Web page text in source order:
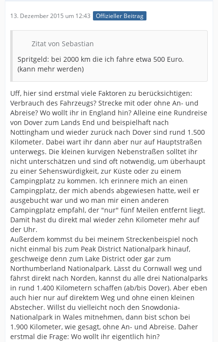
13. Dezember 2015 um 12:43 Offizieller Beitrag
Zitat von Sebastian
Spritgeld: bei 2000 km die ich fahre etwa 500 Euro.
(kann mehr werden)
Uff, hier sind erstmal viele Faktoren zu berücksichtigen:
Verbrauch des Fahrzeugs? Strecke mit oder ohne An- und
Abreise? Wo wollt ihr in England hin? Alleine eine Rundreise
von Dover zum Lands End und beispielhaft nach
Nottingham und wieder zurück nach Dover sind rund 1.500
Kilometer. Dabei wart ihr dann aber nur auf Hauptstraßen
unterwegs. Die kleinen kurvigen Nebenstraßen solltet ihr
nicht unterschätzen und sind oft notwendig, um überhaupt
zu einer Sehenswürdigkeit, zur Küste oder zu einem
Campingplatz zu kommen. Ich erinnere mich an einen
Campingplatz, der mich abends abgewiesen hatte, weil er
ausgebucht war und wo man mir einen anderen
Campingplatz empfahl, der "nur" fünf Meilen entfernt liegt.
Damit hast du direkt mal wieder zehn Kilometer mehr auf
der Uhr.
Außerdem kommst du bei meinem Streckenbeispiel noch
nicht einmal bis zum Peak District Nationalpark hinauf,
geschweige denn zum Lake District oder gar zum
Northumberland Nationalpark. Lässt du Cornwall weg und
fährst direkt nach Norden, kannst du alle drei Nationalparks
in rund 1.400 Kilometern schaffen (ab/bis Dover). Aber eben
auch hier nur auf direktem Weg und ohne einen kleinen
Abstecher. Willst du vielleicht noch den Snowdonia-
Nationalpark in Wales mitnehmen, dann bist schon bei
1.900 Kilometer, wie gesagt, ohne An- und Abreise. Daher
erstmal die Frage: Wo wollt ihr eigentlich hin?